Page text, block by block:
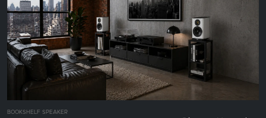
BOOKSHELF SPEAKER